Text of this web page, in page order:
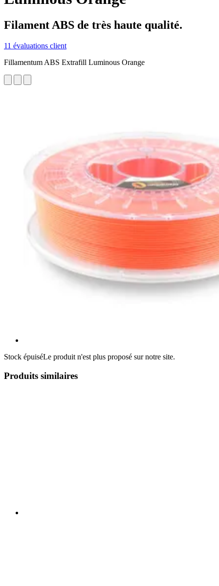
Filament ABS de très haute qualité.
11 évaluations client
Fillamentum ABS Extrafill Luminous Orange
Stock épuiséLe produit n'est plus proposé sur notre site.
Produits similaires